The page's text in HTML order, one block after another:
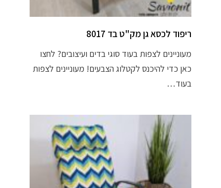
ריפוד לכסא גן מק"ט בד 8017
מעוניינים לצפות בעוד סוגי בדים ועיצובים? לחצו
כאן כדי להיכנס לקטלוג הצבעים! מעוניינים לצפות
בעוד…